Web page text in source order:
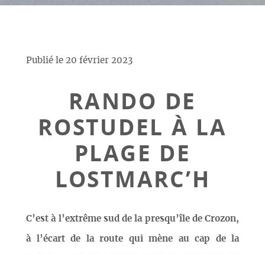
Publié le 20 février 2023
RANDO DE
ROSTUDEL À LA
PLAGE DE
LOSTMARC’H
C’est à l’extrême sud de la presqu’île de Crozon,
à l’écart de la route qui mène au cap de la